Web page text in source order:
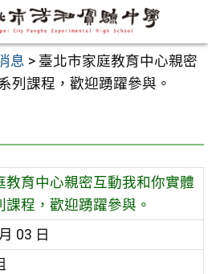
息 > 臺北市家庭教育中心親密
列課程，歡迎踴躍參與。
教育中心親密互動我和你實體
課程，歡迎踴躍參與。
03 日